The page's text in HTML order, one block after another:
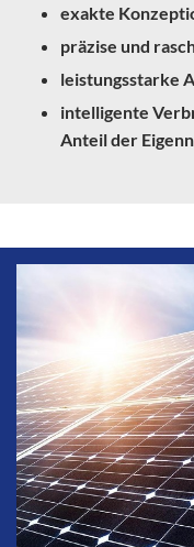
exakte
präzise und
leistungsstarke
intelligente
Anteil der